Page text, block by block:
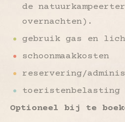
de
overnachten).
gebruik gas en
schoonmaakkosten
reservering/
toeristenbelasting
Optioneel bij te